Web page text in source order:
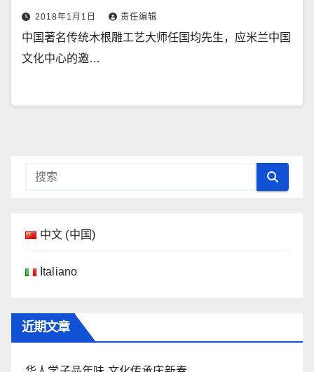
2018年1月1日 责任编辑
中国著名传统木根雕工艺大师任国均先生，应米兰中国
文化中心的邀…
中文 (中国)
Italiano
近期文章